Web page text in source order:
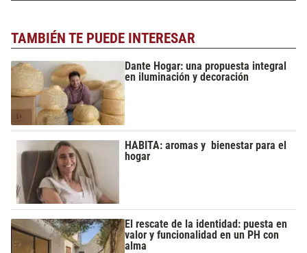
TAMBIÉN TE PUEDE INTERESAR
Dante Hogar: una propuesta integral
en iluminación y decoración
HABITA: aromas y bienestar para el
hogar
El rescate de la identidad: puesta en
valor y funcionalidad en un PH con
alma